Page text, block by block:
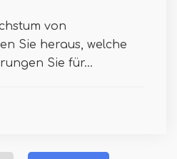
von
Sie heraus, welche
Sie für...